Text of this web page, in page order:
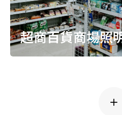
超商百貨商場照